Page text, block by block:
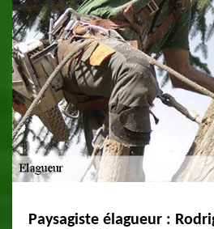
Paysagiste élagueur :